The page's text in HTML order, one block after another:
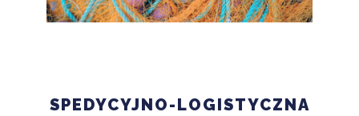
SPEDYCYJNO-LOGISTYCZNA